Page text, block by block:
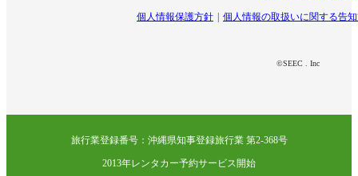
個人情報保護方針 個人情報の取扱いに関する告
©SEEC . Inc
旅行業登録番号：沖縄県知事登録旅行業 第2-368号
2013年レンタカー予約サービス開始